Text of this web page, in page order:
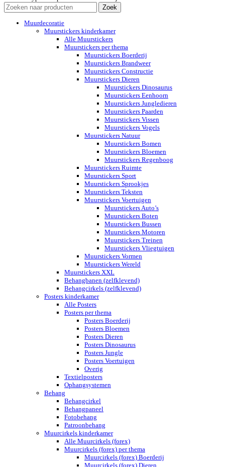
Zoek
Muurdecoratie
Muurstickers kinderkamer
Alle Muurstickers
Muurstickers per thema
Muurstickers Boerderij
Muurstickers Brandweer
Muurstickers Constructie
Muurstickers Dieren
Muurstickers Dinosaurus
Muurstickers Eenhoorn
Muurstickers Jungledieren
Muurstickers Paarden
Muurstickers Vissen
Muurstickers Vogels
Muurstickers Natuur
Muurstickers Bomen
Muurstickers Bloemen
Muurstickers Regenboog
Muurstickers Ruimte
Muurstickers Sport
Muurstickers Sprookjes
Muurstickers Teksten
Muurstickers Voertuigen
Muurstickers Auto’s
Muurstickers Boten
Muurstickers Bussen
Muurstickers Motoren
Muurstickers Treinen
Muurstickers Vliegtuigen
Muurstickers Vormen
Muurstickers Wereld
Muurstickers XXL
Behangbanen (zelfklevend)
Behangcirkels (zelfklevend)
Posters kinderkamer
Alle Posters
Posters per thema
Posters Boerderij
Posters Bloemen
Posters Dieren
Posters Dinosaurus
Posters Jungle
Posters Voertuigen
Overig
Textielposters
Ophangsystemen
Behang
Behangcirkel
Behangpaneel
Fotobehang
Patroonbehang
Muurcirkels kinderkamer
Alle Muurcirkels (forex)
Muurcirkels (forex) per thema
Muurcirkels (forex) Boerderij
Muurcirkels (forex) Dieren